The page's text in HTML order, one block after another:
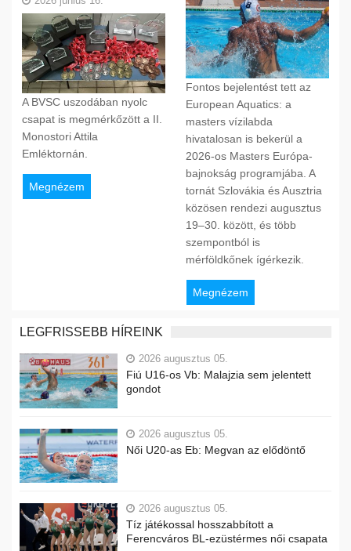
A BVSC uszodában nyolc
csapat is megmérkőzött a II.
Monostori Attila
Emléktornán.
Megnézem
Fontos bejelentést tett az
European Aquatics: a
masters vízilabda
hivatalosan is bekerül a
2026-os Masters Európa-
bajnokság programjába. A
tornát Szlovákia és Ausztria
közösen rendezi augusztus
19–30. között, és több
szempontból is
mérföldkőnek ígérkezik.
Megnézem
LEGFRISSEBB HÍREINK
2026 augusztus 05.
Fiú U16-os Vb: Malajzia sem jelentett
gondot
2026 augusztus 05.
Női U20-as Eb: Megvan az elődöntő
2026 augusztus 05.
Tíz játékossal hosszabbított a
Ferencváros BL-ezüstérmes női csapata